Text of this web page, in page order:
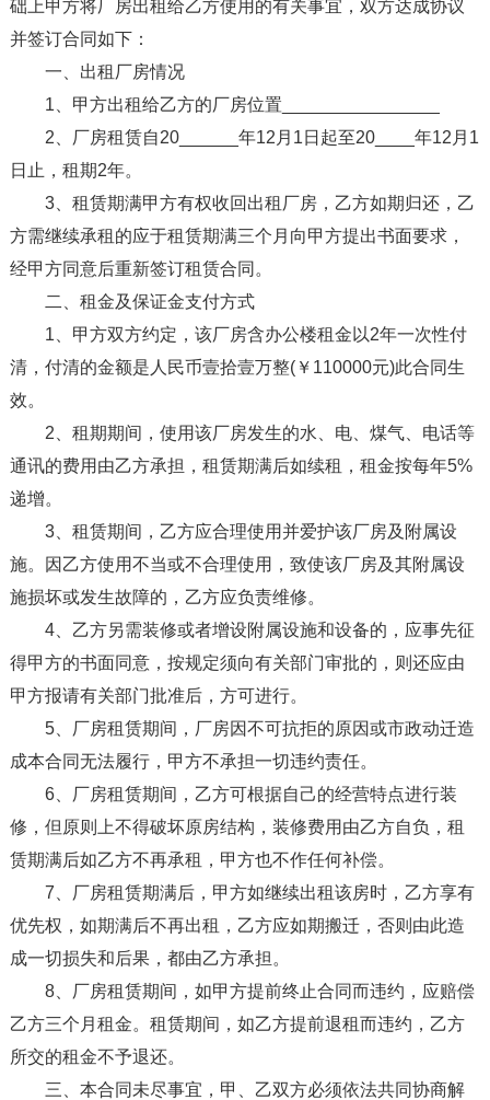
础上甲方将厂房出租给乙方使用的有关事宜，双方达成协议
并签订合同如下：
一、出租厂房情况
1、甲方出租给乙方的厂房位置________________
2、厂房租赁自20______年12月1日起至20____年12月1
日止，租期2年。
3、租赁期满甲方有权收回出租厂房，乙方如期归还，乙
方需继续承租的应于租赁期满三个月向甲方提出书面要求，
经甲方同意后重新签订租赁合同。
二、租金及保证金支付方式
1、甲方双方约定，该厂房含办公楼租金以2年一次性付
清，付清的金额是人民币壹拾壹万整(￥110000元)此合同生
效。
2、租期期间，使用该厂房发生的水、电、煤气、电话等
通讯的费用由乙方承担，租赁期满后如续租，租金按每年5%
递增。
3、租赁期间，乙方应合理使用并爱护该厂房及附属设
施。因乙方使用不当或不合理使用，致使该厂房及其附属设
施损坏或发生故障的，乙方应负责维修。
4、乙方另需装修或者增设附属设施和设备的，应事先征
得甲方的书面同意，按规定须向有关部门审批的，则还应由
甲方报请有关部门批准后，方可进行。
5、厂房租赁期间，厂房因不可抗拒的原因或市政动迁造
成本合同无法履行，甲方不承担一切违约责任。
6、厂房租赁期间，乙方可根据自己的经营特点进行装
修，但原则上不得破坏原房结构，装修费用由乙方自负，租
赁期满后如乙方不再承租，甲方也不作任何补偿。
7、厂房租赁期满后，甲方如继续出租该房时，乙方享有
优先权，如期满后不再出租，乙方应如期搬迁，否则由此造
成一切损失和后果，都由乙方承担。
8、厂房租赁期间，如甲方提前终止合同而违约，应赔偿
乙方三个月租金。租赁期间，如乙方提前退租而违约，乙方
所交的租金不予退还。
三、本合同未尽事宜，甲、乙双方必须依法共同协商解